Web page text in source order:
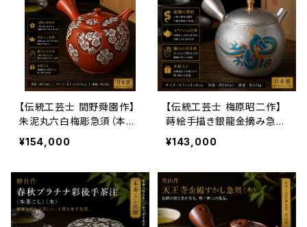
【伝統工芸士 間野舜園作】
朱泥丸六白梅彫急須（本茶
こし・木箱入）230ml｜常滑
焼 日本製 高級手作り急須
¥154,000
【伝統工芸士 梅原昭二作】
蒔絵手描き銀龍金摘み急須
（セラメッシュ・木箱入）140
ml｜常滑焼 日本製 高級手
¥143,000